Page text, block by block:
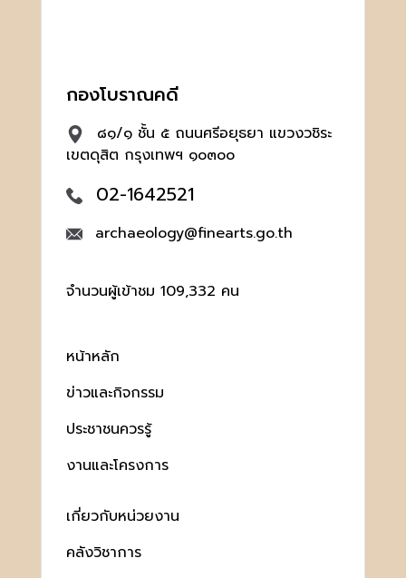
กองโบราณคดี
๘๑/๑ ชั้น ๕ ถนนศรีอยุธยา แขวงวชิระ
เขตดุสิต กรุงเทพฯ ๑๐๓๐๐
02-1642521
archaeology@finearts.go.th
จำนวนผู้เข้าชม 109,332 คน
หน้าหลัก
ข่าวและกิจกรรม
ประชาชนควรรู้
งานและโครงการ
เกี่ยวกับหน่วยงาน
คลังวิชาการ